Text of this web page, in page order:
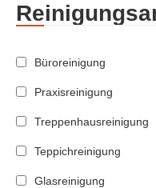
Büroreinigung
Praxisreinigung
Treppenhausreinigung
Teppichreinigung
Glasreinigung